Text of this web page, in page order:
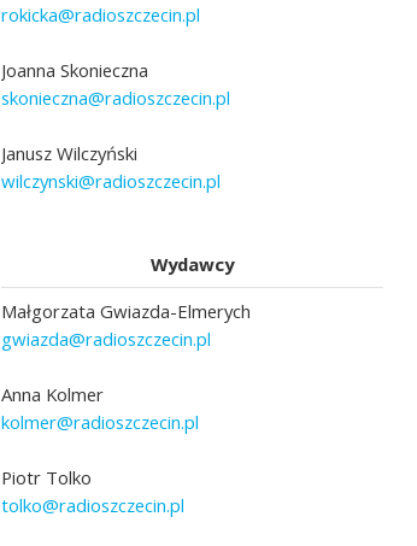
rokicka@radioszczecin.pl
Joanna Skonieczna
skonieczna@radioszczecin.pl
Janusz Wilczyński
wilczynski@radioszczecin.pl
Wydawcy
Małgorzata Gwiazda-Elmerych
gwiazda@radioszczecin.pl
Anna Kolmer
kolmer@radioszczecin.pl
Piotr Tolko
tolko@radioszczecin.pl